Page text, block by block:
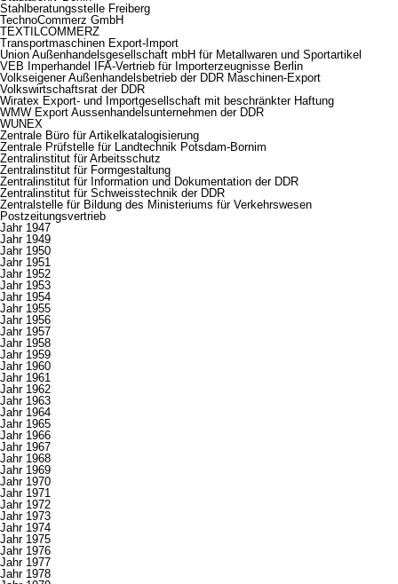
Stahlberatungsstelle Freiberg
TechnoCommerz GmbH
TEXTILCOMMERZ
Transportmaschinen Export-Import
Union Außenhandelsgesellschaft mbH für Metallwaren und Sportartikel
VEB Imperhandel IFA-Vertrieb für Importerzeugnisse Berlin
Volkseigener Außenhandelsbetrieb der DDR Maschinen-Export
Volkswirtschaftsrat der DDR
Wiratex Export- und Importgesellschaft mit beschränkter Haftung
WMW Export Aussenhandelsunternehmen der DDR
WUNEX
Zentrale Büro für Artikelkatalogisierung
Zentrale Prüfstelle für Landtechnik Potsdam-Bornim
Zentralinstitut für Arbeitsschutz
Zentralinstitut für Formgestaltung
Zentralinstitut für Information und Dokumentation der DDR
Zentralinstitut für Schweisstechnik der DDR
Zentralstelle für Bildung des Ministeriums für Verkehrswesen
Postzeitungsvertrieb
Jahr 1947
Jahr 1949
Jahr 1950
Jahr 1951
Jahr 1952
Jahr 1953
Jahr 1954
Jahr 1955
Jahr 1956
Jahr 1957
Jahr 1958
Jahr 1959
Jahr 1960
Jahr 1961
Jahr 1962
Jahr 1963
Jahr 1964
Jahr 1965
Jahr 1966
Jahr 1967
Jahr 1968
Jahr 1969
Jahr 1970
Jahr 1971
Jahr 1972
Jahr 1973
Jahr 1974
Jahr 1975
Jahr 1976
Jahr 1977
Jahr 1978